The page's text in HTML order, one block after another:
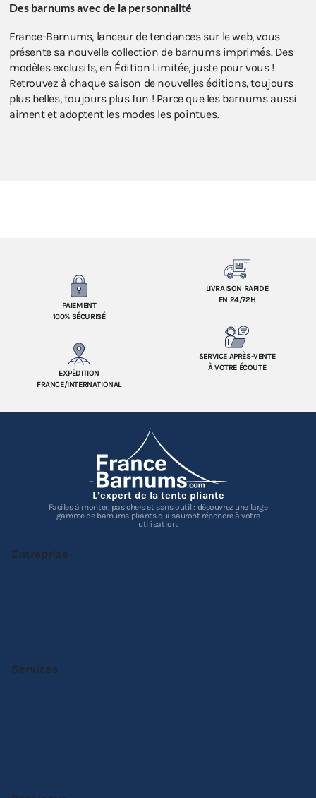
Des barnums avec de la personnalité
France-Barnums, lanceur de tendances sur le web, vous
présente sa nouvelle collection de barnums imprimés. Des
modèles exclusifs, en Édition Limitée, juste pour vous !
Retrouvez à chaque saison de nouvelles éditions, toujours
plus belles, toujours plus fun ! Parce que les barnums aussi
aiment et adoptent les modes les pointues.
PAIEMENT
100% SÉCURISÉ
LIVRAISON RAPIDE
EN 24/72H
EXPÉDITION
FRANCE/INTERNATIONAL
SERVICE APRÈS-VENTE
À VOTRE ÉCOUTE
L’expert de la tente pliante
Faciles à monter, pas chers et sans outil : découvrez une large
gamme de barnums pliants qui sauront répondre à votre
utilisation.
Entreprise
Services